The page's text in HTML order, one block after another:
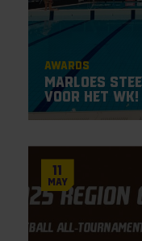
Awards
Marloes
voor het WK!
11
May